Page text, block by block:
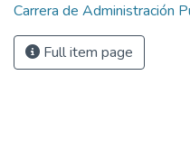
Carrera de Administración
Full item page